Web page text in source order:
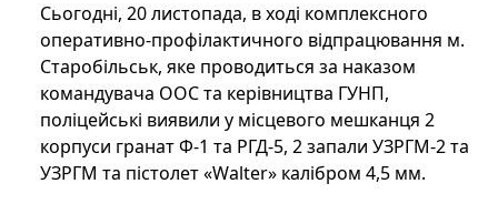
Сьогодні, 20 листопада, в ході комплексного
оперативно-профілактичного відпрацювання м.
Старобільськ, яке проводиться за наказом
командувача ООС та керівництва ГУНП,
поліцейські виявили у місцевого мешканця 2
корпуси гранат Ф-1 та РГД-5, 2 запали УЗРГМ-2 та
УЗРГМ та пістолет «Walter» калібром 4,5 мм.